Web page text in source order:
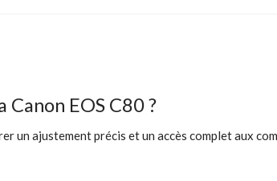
EOS C80 ?
un ajustement précis et un accès complet aux